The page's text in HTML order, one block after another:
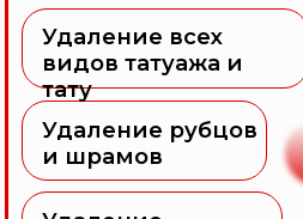
Квалифицированные
специалисты
Постоянное обучение у лидеров
индустрии Европы, США и Кореи.
международных конгрессов
Имеют высшее медицинское
образование